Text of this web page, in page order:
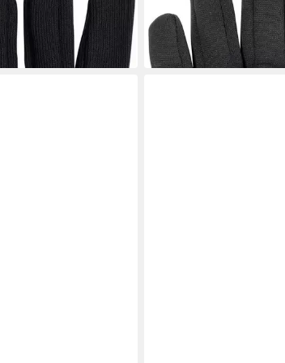
bei dir in 5-6 Werktagen bei dir